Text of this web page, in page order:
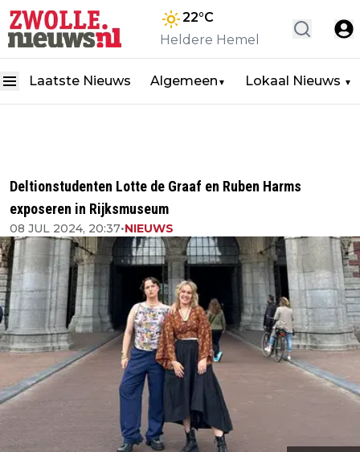
22°C
Heldere Hemel
Laatste Nieuws Algemeen ▼ Lokaal Nieuws ▼
Deltionstudenten Lotte de Graaf en Ruben Harms
exposeren in Rijksmuseum
08 JUL 2024, 20:37•NIEUWS